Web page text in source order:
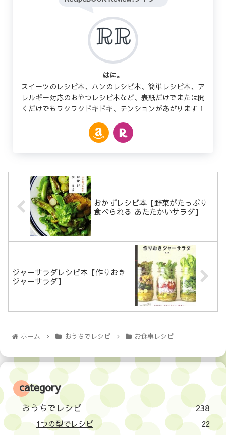
はに。
スイーツのレシピ本、パンのレシピ本、簡単レシピ本、ア
レルギー対応のおやつレシピ本など、表紙だけでまたは開
くだけでもワクワクドキドキ、テンションがあがります！
おかずレシピ本【野菜がたっぷり
食べられる あたたかいサラダ】
ジャーサラダレシピ本【作りおき
ジャーサラダ】
ホーム おうちでレシピ お食事レシピ
category
おうちでレシピ 238
1つの型でレシピ
22